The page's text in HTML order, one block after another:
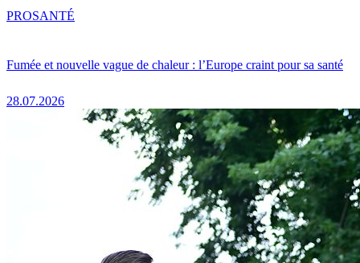
Fumée et nouvelle vague de chaleur : l’Europe craint pour sa santé
28.07.2026
PROSANTÉ